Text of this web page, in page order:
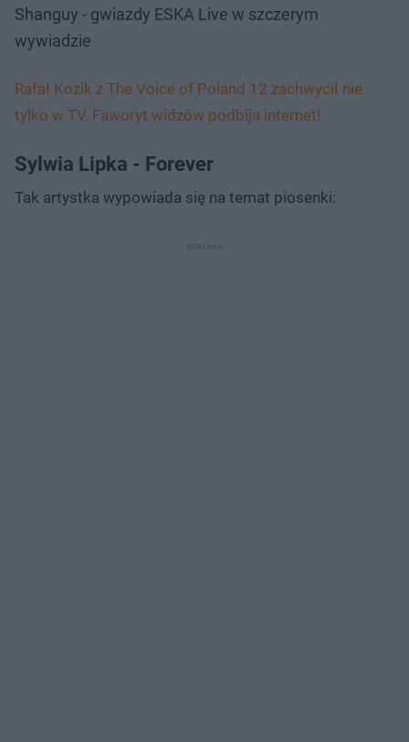
Shanguy - gwiazdy ESKA Live w szczerym
wywiadzie
Rafał Kozik z The Voice of Poland 12 zachwycił nie
tylko w TV. Faworyt widzów podbija internet!
Sylwia Lipka - Forever
Tak artystka wypowiada się na temat piosenki: